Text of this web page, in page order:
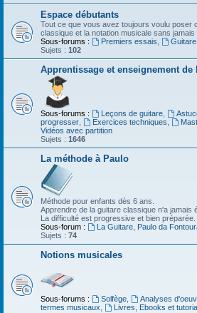
Espace débutants
Tout ce que vous avez toujours voulu poser
classique et la notation musicale sans
Sous-forums :
Premiers essais Guitare,
Sujets : 102
Apprentissage et enseignement de
Sous-forums : Leçons de guitare,
progresser
Exercices techniques
Vidéos avec partition
Sujets : 1646
La méthode à Paulo
Méthode pour enfants dès 6 ans.
Apprendre de la guitare classique n'a jamais
La difficulté est progressive et bien préparée.
Sous-forum :
La Guitare, Paulo da
Sujets : 74
Notions musicales
Sous-forums : Solfège, Analyses
termes musicaux
Livres, Ebooks et